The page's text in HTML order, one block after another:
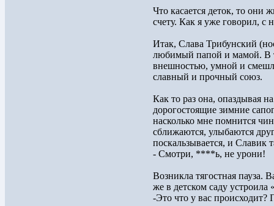
Что касается деток, то они
счету. Как я уже говорил,
Итак, Слава Трибунский
любимый папой и мамой. В
внешностью, умной и
славный и прочный союз.
Как то раз она, опаздывая
дорогостоящие зимние
насколько мне помнится
сближаются, улыбаются
поскальзывается, и Славик
- Смотри, ****ь, не урони!
Возникла тягостная пауза.
же в детском саду устроила
-Это что у вас происходит?